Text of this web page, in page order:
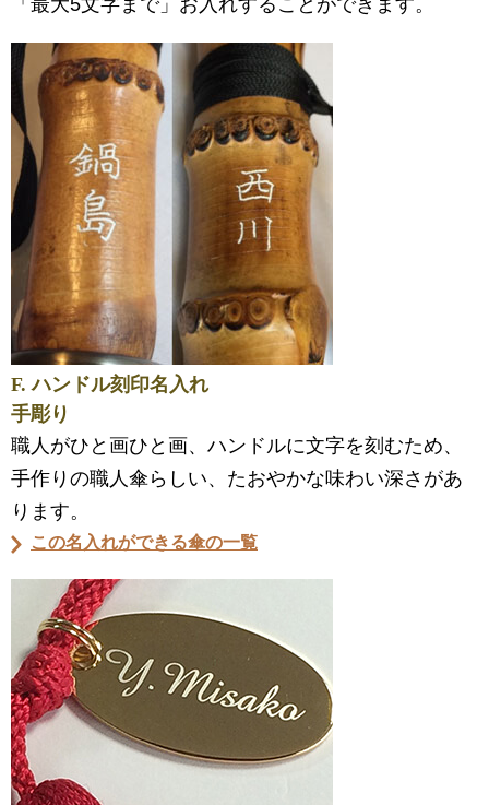
F. ハンドル刻印名入れ
手彫り
職人がひと画ひと画、ハンドルに文字を刻むため、
手作りの職人傘らしい、たおやかな味わい深さがあ
ります。
この名入れができる傘の一覧